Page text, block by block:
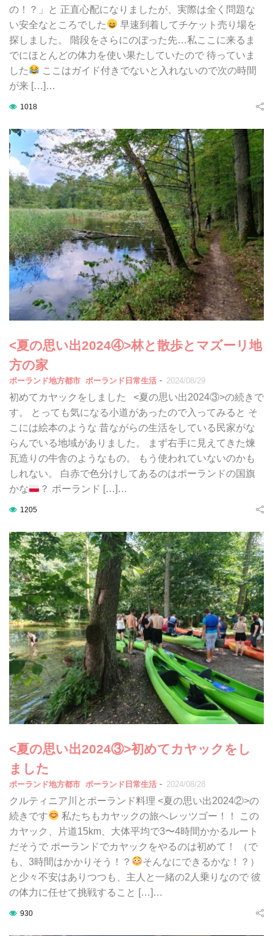
の！？」と 正直心配になりましたが、実際は全く問題な
い安全なところでした
早速到着してチケット売り場を
探しました。 階段をさらにのぼった先…私ここに来るま
でにほとんどの体力を使い果たしていたので 待っていま
した
ここはガイド付きでないと入れないので次の時間
が来 […]…
1018
<夏の思い出2024④>林と散歩とマズーリ地
方の家
ポーランド地方都市 ポーランド日常生活 - 2024/08/29
初めてカヤックをしました <夏の思い出2024③>の続きで
す。 とっても気になる小道があったので入ってみると そ
こには絵本のような 昔ながらの生活をしている民家がな
らんでいる地域がありました。 まず右手に見えてきた煉
瓦造りの牛舎のようなもの。 もう使われていないのかも
しれない。 白赤で色分けしてあるのはポーランドの国旗
かな
？ ポーランド […]…
1205
<夏の思い出2024③>初めてカヤックをし
ました
ポーランド地方都市 ポーランド日常生活 - 2024/08/28
クルティニア川とポーランド料理 <夏の思い出2024②>の
続きです
私たちもカヤックの旅へレッツゴー！！ この
カヤック、片道15km、大体平均で3〜4時間かかるルート
だそうで ポーランドでカヤックをやるのは初めて！ （で
も、3時間はかかりそう！？
そんなにできるかな！？）
と少々不安はありつつも、主人と一緒の2人乗りなので 彼
の体力に任せて挑戦すること […]…
930